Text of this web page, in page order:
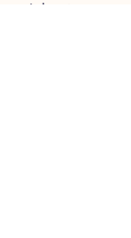
Adoption